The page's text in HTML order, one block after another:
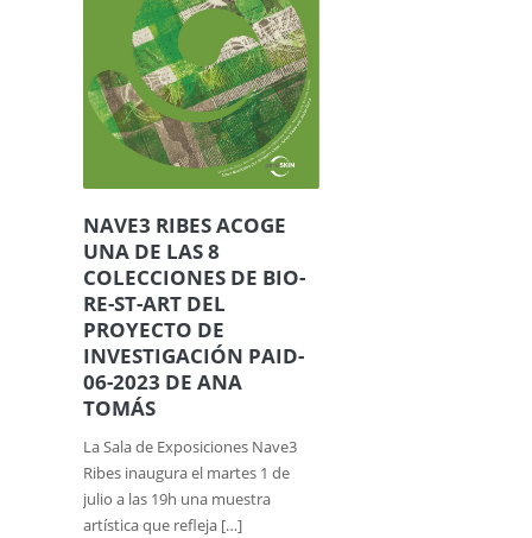
NAVE3 RIBES ACOGE
UNA DE LAS 8
COLECCIONES DE BIO-
RE-ST-ART DEL
PROYECTO DE
INVESTIGACIÓN PAID-
06-2023 DE ANA
TOMÁS
La Sala de Exposiciones Nave3
Ribes inaugura el martes 1 de
julio a las 19h una muestra
artística que refleja […]